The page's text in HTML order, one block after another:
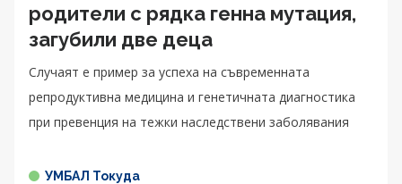
родители с рядка генна мутация,
загубили две деца
Случаят е пример за успеха на съвременната
репродуктивна медицина и генетичната диагностика
при превенция на тежки наследствени заболявания
УМБАЛ Токуда